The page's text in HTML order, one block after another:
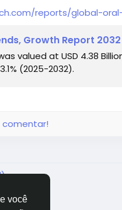
você
reports/global-
Growth Report 2032
valued at USD 4.38
(2025-2032).
comentar!